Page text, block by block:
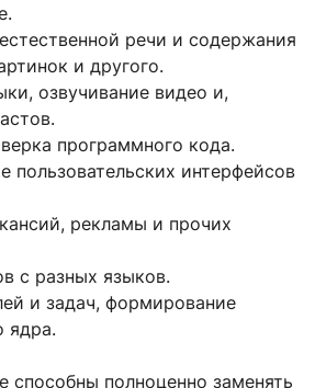
речи и содержания
и другого.
озвучивание видео и,
программного кода.
пользовательских интерфейсов
рекламы и прочих
с разных языков.
и задач, формирование
ядра.
способны полноценно заменять